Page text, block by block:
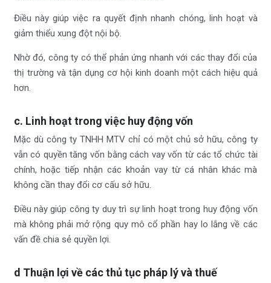
Điều này giúp việc ra quyết định nhanh chóng, linh hoạt và
giảm thiểu xung đột nội bộ.
Nhờ đó, công ty có thể phản ứng nhanh với các thay đổi của
thị trường và tận dụng cơ hội kinh doanh một cách hiệu quả
hơn.
c. Linh hoạt trong việc huy động vốn
Mặc dù công ty TNHH MTV chỉ có một chủ sở hữu, công ty
vẫn có quyền tăng vốn bằng cách vay vốn từ các tổ chức tài
chính, hoặc tiếp nhận các khoản vay từ cá nhân khác mà
không cần thay đổi cơ cấu sở hữu.
Điều này giúp công ty duy trì sự linh hoạt trong huy động vốn
mà không phải mở rộng quy mô cổ phần hay lo lắng về các
vấn đề chia sẻ quyền lợi.
d Thuận lợi về các thủ tục pháp lý và thuế